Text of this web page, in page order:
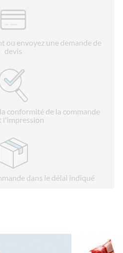
ou envoyez une demande de
devis
conformité de la commande
l'impression
dans le délai indiqué